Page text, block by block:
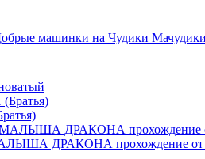
машинки на Чудики Мачудики
ДРАКОНА прохождение от